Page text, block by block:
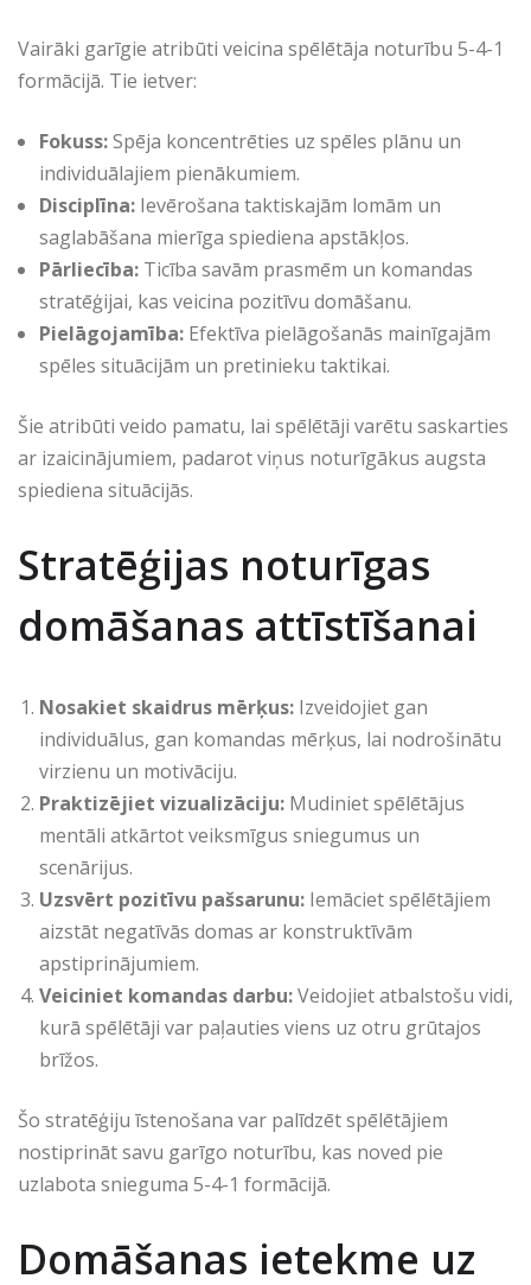
Vairāki garīgie atribūti veicina spēlētāja noturību 5-4-1
formācijā. Tie ietver:
Fokuss:Spēja koncentrēties uz spēles plānu un
individuālajiem pienākumiem.
Disciplīna: Ievērošana taktiskajām lomām un
saglabāšana mierīga spiediena apstākļos.
Pārliecība: Ticība savām prasmēm un komandas
stratēģijai, kas veicina pozitīvu domāšanu.
Pielāgojamība: Efektīva pielāgošanās mainīgajām
spēles situācijām un pretinieku taktikai.
Šie atribūti veido pamatu, lai spēlētāji varētu saskarties
ar izaicinājumiem, padarot viņus noturīgākus augsta
spiediena situācijās.
Stratēģijas noturīgas
domāšanas attīstīšanai
Nosakiet skaidrus mērķus: Izveidojiet gan
individuālus, gan komandas mērķus, lai nodrošinātu
virzienu un motivāciju.
Praktizējiet vizualizāciju: Mudiniet spēlētājus
mentāli atkārtot veiksmīgus sniegumus un
scenārijus.
Uzsvērt pozitīvu pašsarunu: Iemāciet spēlētājiem
aizstāt negatīvās domas ar konstruktīvām
apstiprinājumiem.
Veiciniet komandas darbu:Veidojiet atbalstošu vidi,
kurā spēlētāji var paļauties viens uz otru grūtajos
brīžos.
Šo stratēģiju īstenošana var palīdzēt spēlētājiem
nostiprināt savu garīgo noturību, kas noved pie
uzlabota snieguma 5-4-1 formācijā.
Domāšanas ietekme uz